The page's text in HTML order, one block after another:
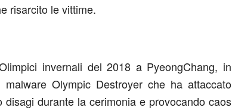
risarcito le vittime.
invernali del 2018 a PyeongChang, in
Olympic Destroyer che ha attaccato
disagi durante la cerimonia e provocando caos